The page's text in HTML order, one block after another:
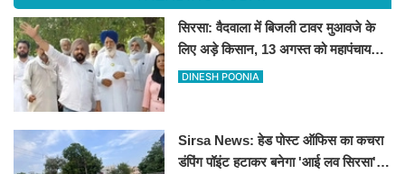
सिरसा: वैदवाला में बिजली टावर मुआवजे के
लिए अड़े किसान, 13 अगस्त को महापंचायत
का ऐलान
DINESH POONIA
Sirsa News: हेड पोस्ट ऑफिस का कचरा
डंपिंग पॉइंट हटाकर बनेगा 'आई लव सिरसा'